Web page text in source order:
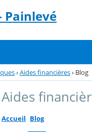
Painlevé
›Aides financières› Blog
Aides
Accueil Blog